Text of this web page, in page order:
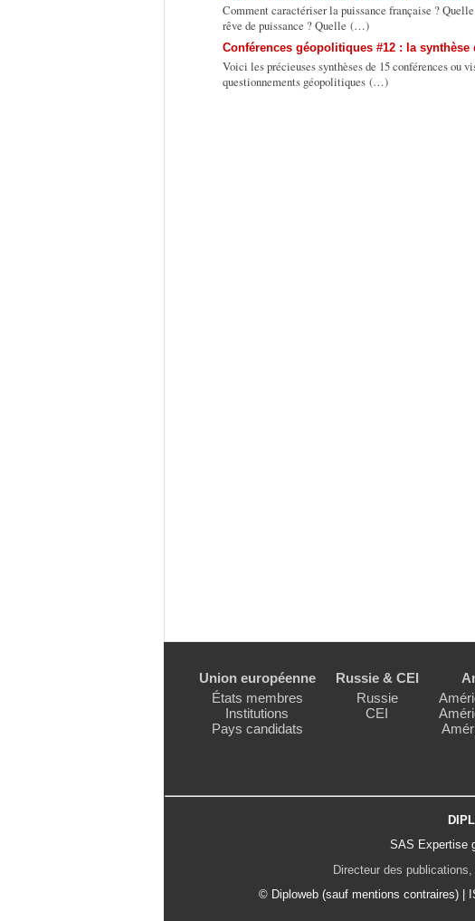
Comment caractériser la puissance française ?
rêve de puissance ? Quelle (…)
Conférences géopolitiques #12 : la synthèse
Voici les précieuses synthèses de 15 conférences ou
questionnements géopolitiques (…)
Union européenne
États membres
Institutions
Pays candidats
Russie & CEI
Russie
CEI
SAS Expertise
Directeur des publications,
© Diploweb (sauf mentions contraires) |